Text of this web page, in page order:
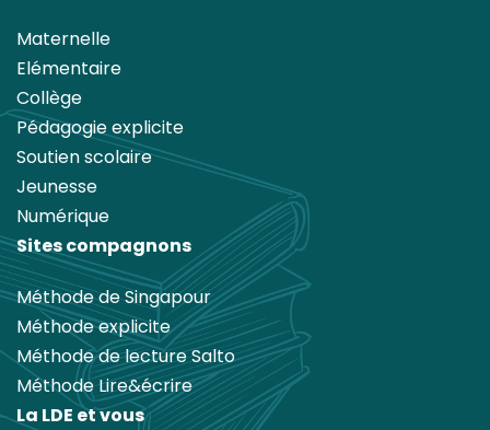
Maternelle
Elémentaire
Collège
Pédagogie explicite
Soutien scolaire
Jeunesse
Numérique
Sites compagnons
Méthode de Singapour
Méthode explicite
Méthode de lecture Salto
Méthode Lire&écrire
La LDE et vous